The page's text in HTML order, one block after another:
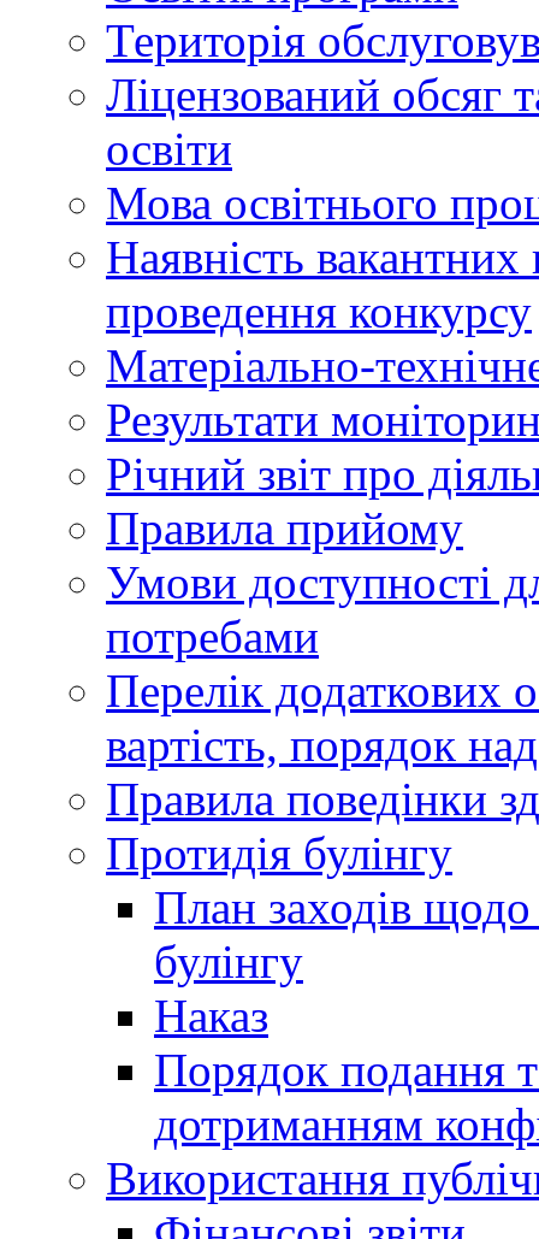
Територія
Ліцензований обсяг
освіти
Мова освітнього
Наявність
проведення конкурсу
Матеріально-
Результати
Річний звіт про
Правила прийому
Умови доступності
потребами
Перелік додаткових
вартість, порядок
Правила поведінки
Протидія булінгу
План заходів щодо
булінгу
Наказ
Порядок подання
дотриманням
Використання